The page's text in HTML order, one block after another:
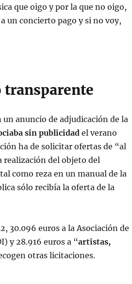
que oigo y por la que no oigo,
un concierto pago y si no voy,
transparente
un anuncio de adjudicación de la
sin publicidadel verano
ha de solicitar ofertas de “al
realización del objeto del
como reza en un manual de la
sólo recibía la oferta de la
30.096 euros a la Asociación de
y 28.916 euros a “artistas,
otras licitaciones.